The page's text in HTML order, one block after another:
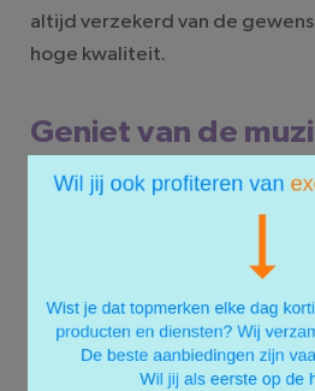
altijd verzekerd van de
hoge kwaliteit.
Geniet van de
Ben je dus op zoek naar gratis
verschillende platforms uit en
voor kwaliteit of prijs. Veel
mogelijkheid om hun aanbod
periode uit te proberen. Dit is
achterhalen wat het beste